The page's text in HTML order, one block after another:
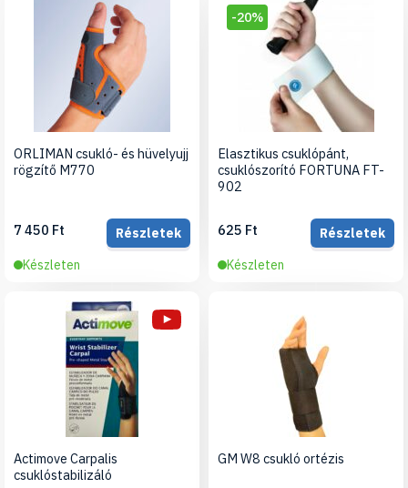
ORLIMAN csukló- és hüvelyujj
rögzítő M770
7 450 Ft
Részletek
Készleten
-20%
Elasztikus csuklópánt,
csuklószorító FORTUNA FT-
902
625 Ft
Részletek
Készleten
Actimove Carpalis
csuklóstabilizáló
GM W8 csukló ortézis